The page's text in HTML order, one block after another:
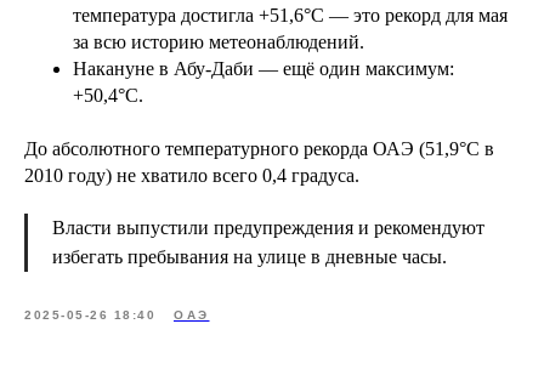
температура достигла +51,6°C — это рекорд для мая
за всю историю метеонаблюдений.
Накануне в Абу-Даби — ещё один максимум:
+50,4°C.
До абсолютного температурного рекорда ОАЭ (51,9°C в
2010 году) не хватило всего 0,4 градуса.
Власти выпустили предупреждения и рекомендуют
избегать пребывания на улице в дневные часы.
2025-05-26 18:40 ОАЭ